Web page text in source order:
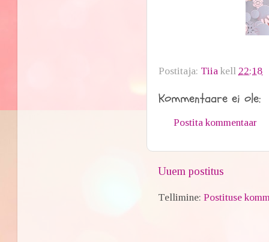
Postitaja: Tiia kell 22:18
Kommentaare ei ole:
Postita kommentaar
Uuem postitus
Tellimine:Postituse